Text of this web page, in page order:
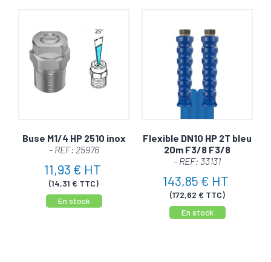
Buse M1/4 HP 2510 inox
- REF: 25976
11,93 € HT
(14,31 € TTC)
En stock
Flexible DN10 HP 2T bleu
20m F3/8 F3/8
- REF: 33131
143,85 € HT
(172,62 € TTC)
En stock